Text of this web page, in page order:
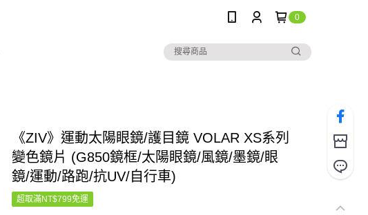
0
《ZIV》運動太陽眼鏡/護目鏡 VOLAR XS系列
變色鏡片 (G850鏡框/太陽眼鏡/風鏡/墨鏡/眼
鏡/運動/路跑/抗UV/自行車)
超取滿NT$799免運